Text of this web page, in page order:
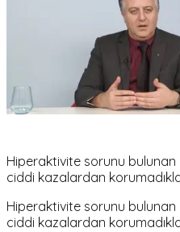
Hiperaktivite sorunu bulunan
ciddi kazalardan
Hiperaktivite sorunu bulunan
ciddi kazalardan